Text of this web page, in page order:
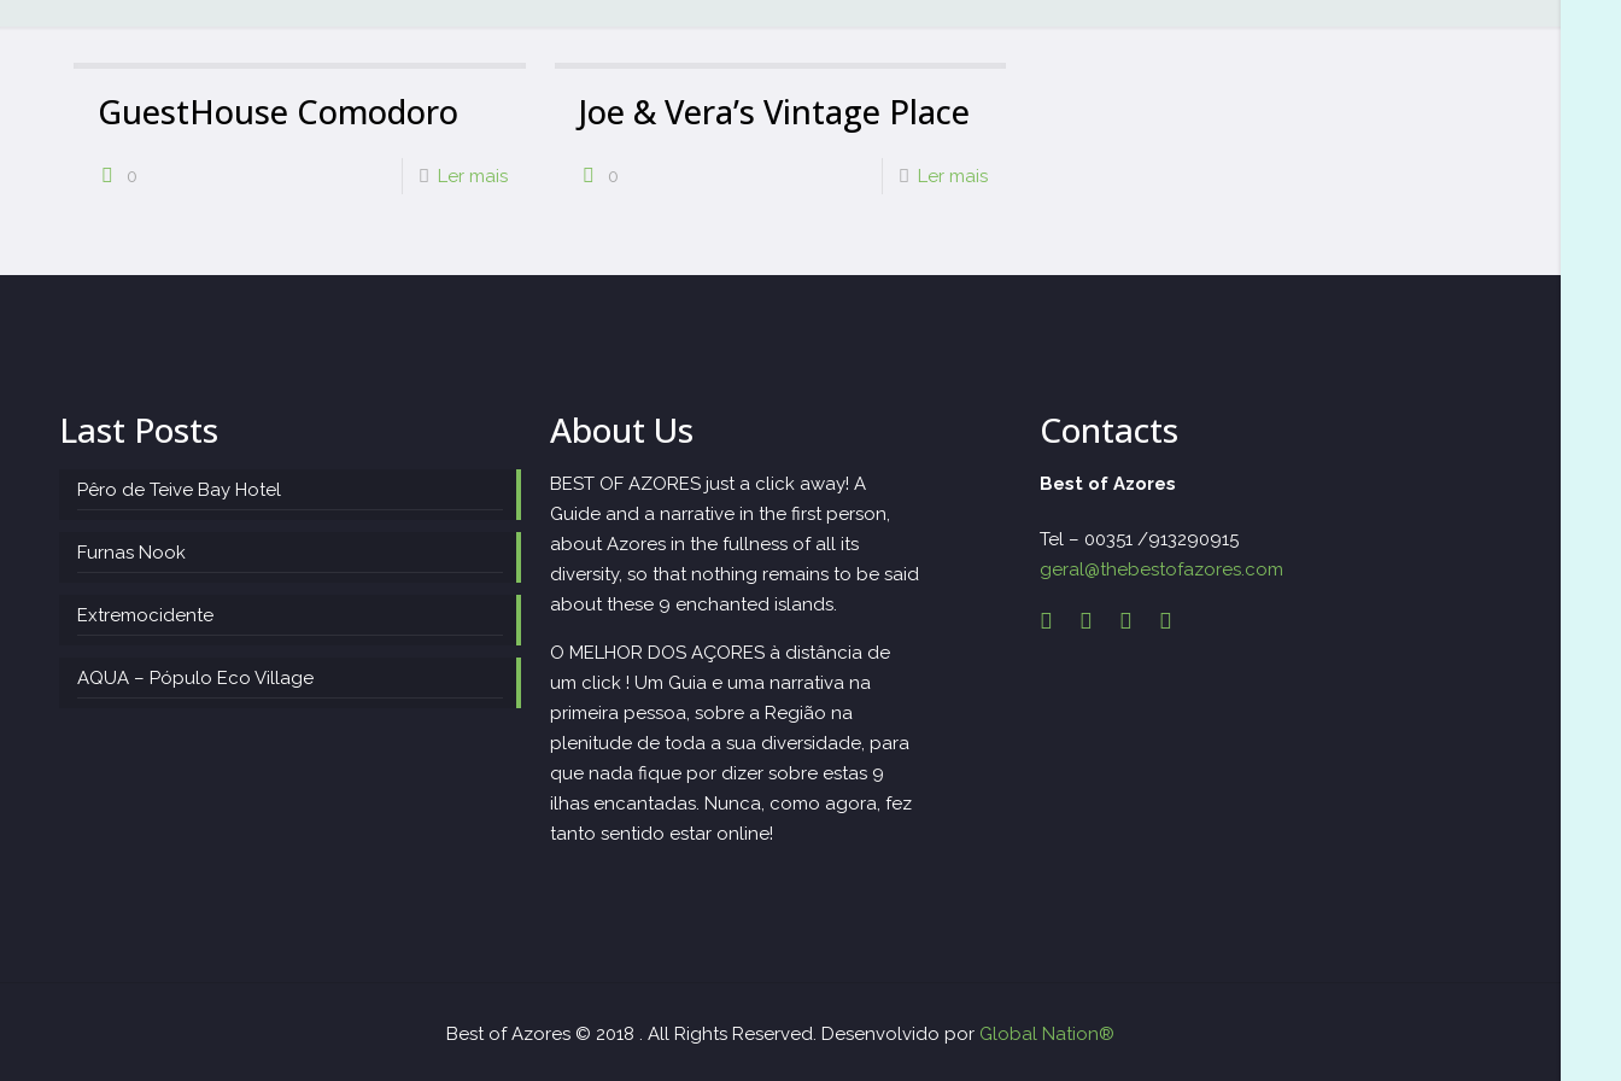
GuestHouse Comodoro
0 Ler mais
Joe & Vera’s Vintage Place
0 Ler mais
Last Posts
Pêro de Teive Bay Hotel
Furnas Nook
Extremocidente
AQUA – Pópulo Eco Village
About Us
BEST OF AZORES just a click away! A
Guide and a narrative in the first person,
about Azores in the fullness of all its
diversity, so that nothing remains to be said
about these 9 enchanted islands.
O MELHOR DOS AÇORES à distância de
um click ! Um Guia e uma narrativa na
primeira pessoa, sobre a Região na
plenitude de toda a sua diversidade, para
que nada fique por dizer sobre estas 9
ilhas encantadas. Nunca, como agora, fez
tanto sentido estar online!
Contacts
Best of Azores
Tel – 00351 /913290915
geral@thebestofazores.com
Best of Azores © 2018 . All Rights Reserved. Desenvolvido por Global Nation®